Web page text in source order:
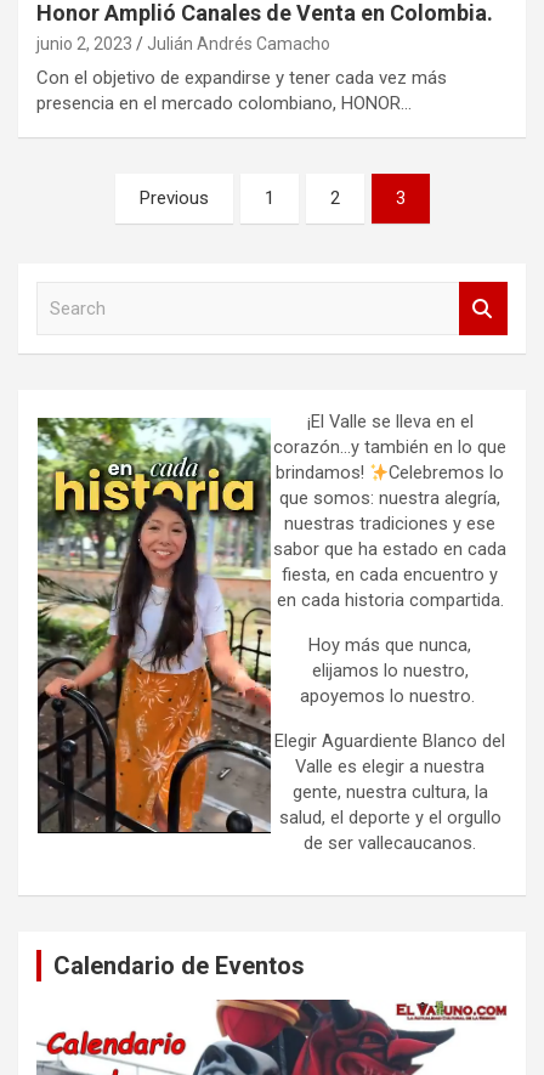
Honor Amplió Canales de Venta en Colombia.
junio 2, 2023 Julián Andrés Camacho
Con el objetivo de expandirse y tener cada vez más
presencia en el mercado colombiano, HONOR…
PaginaciónPrevious 1 2 3
h
¡El Valle se lleva en el
corazón…y también en lo que
brindamos!
Celebremos lo
que somos: nuestra alegría,
nuestras tradiciones y ese
sabor que ha estado en cada
fiesta, en cada encuentro y
en cada historia compartida.
Hoy más que nunca,
elijamos lo nuestro,
apoyemos lo nuestro.
Elegir Aguardiente Blanco del
Valle es elegir a nuestra
gente, nuestra cultura, la
salud, el deporte y el orgullo
de ser vallecaucanos.
Calendario de Eventos